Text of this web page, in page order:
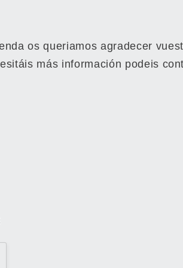
os queriamos agradecer
más información podeis